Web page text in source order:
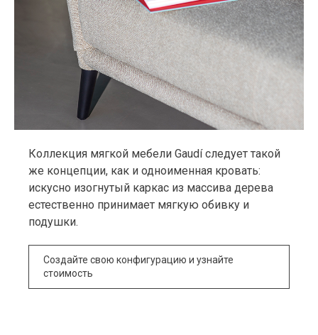
Коллекция мягкой мебели Gaudí следует такой
же концепции, как и одноименная кровать:
искусно изогнутый каркас из массива дерева
естественно принимает мягкую обивку и
подушки.
Создайте свою конфигурацию и узнайте
стоимость